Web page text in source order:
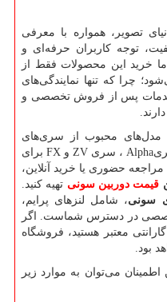
تصویر، همواره با معرفی
توجه کاربران حرفه‌ای و
خرید این محصولات فقط از
چرا که تنها نمایندگی‌های
خدمات پس از فروش تخصصی و
مدل‌های محبوب از سری‌های
Alpha ، سری ZV و FX برای
حضوری یا خرید آنلاین،
قیمت دوربین سونی تهیه کنید.
سونی، شامل لنزهای پرایم،
تخصصی در دسترس شماست. اگر
گارانتی معتبر هستید، فروشگاه
بود.
می‌توان به موارد زیر